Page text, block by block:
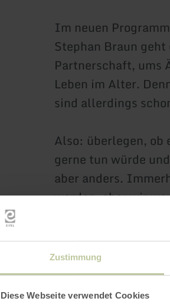
Zustimmung
Diese Webseite verwendet Cookies
Im neuen
Stephan Braun
Partnerschaft, ums
Leben im Alter.
sind allerdings
Also: überlegen, ob
gerne tun würde
aber anders.
werden, aber wir
Wortakrobatik
Einlass: 19.30 Uhr